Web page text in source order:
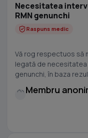
Necesitatea
RMN genunchi
Raspuns medic
Vă rog respectuos să
legată de necesitatea
genunchi, în baza
Membru